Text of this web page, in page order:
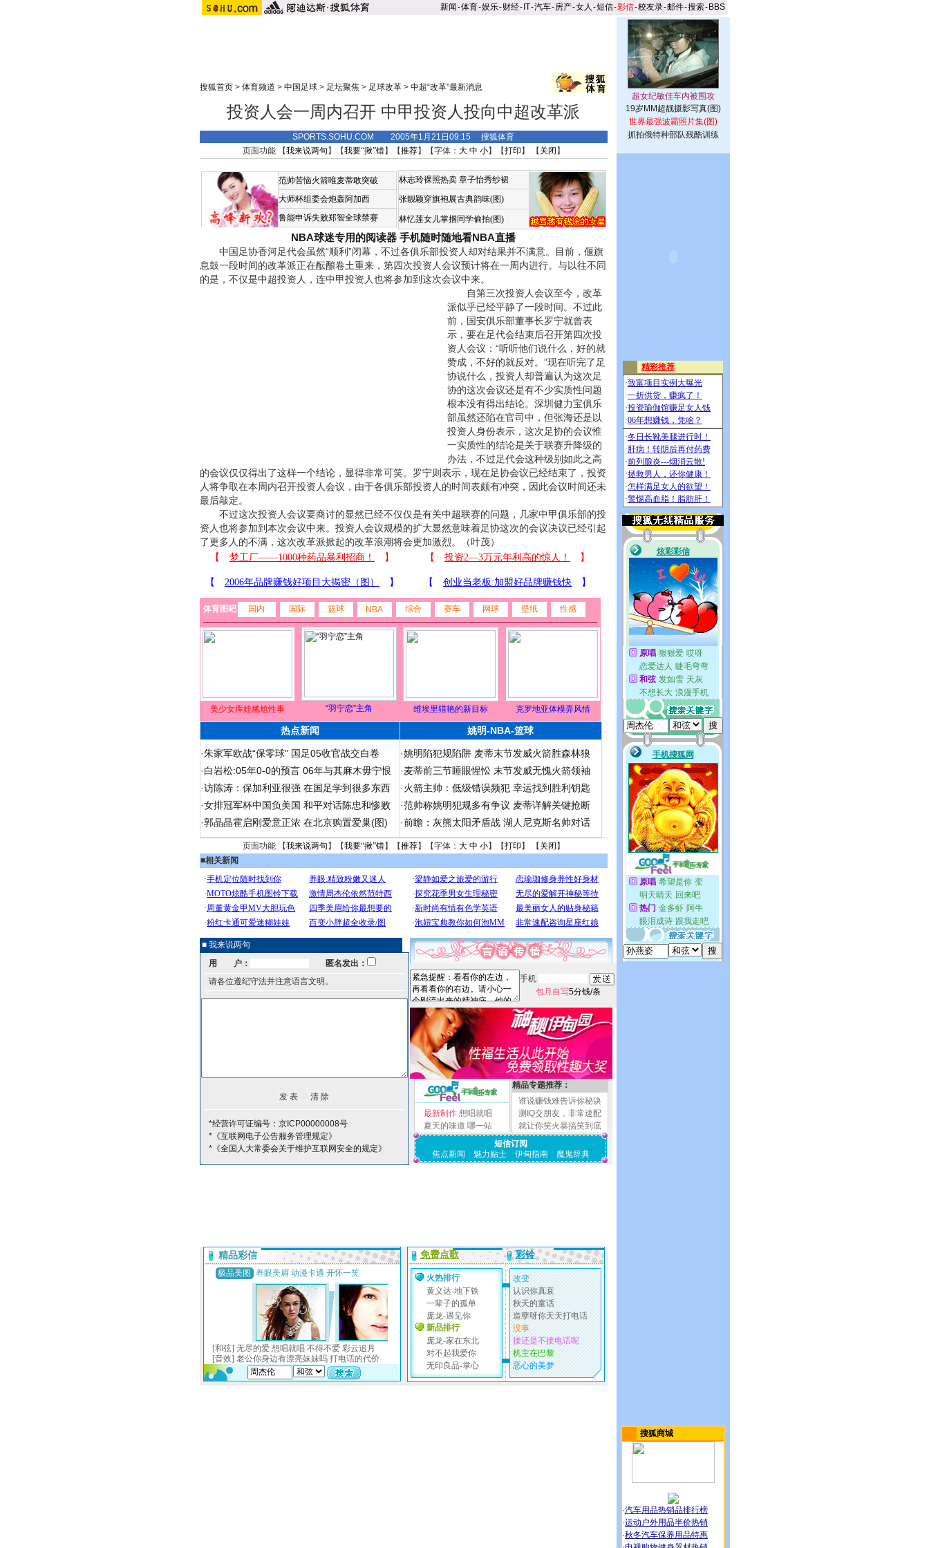
新闻-体育-娱乐-财经- IT-汽车-房产-女人 -短信-彩信-校友录-邮件-搜索- BBS
搜狐首页> 体育频道 > 中国足球> 足坛聚焦> 足球改革> 中超“改革”最新消息
投资人会一周内召开 中甲投资人投向中超改革派
SPORTS.SOHU.COM 2005年1月21日09:15 搜狐体育
页面功能 【我来说两句 】【我要“揪”错】【推荐】【字体： 大 中 小】【打印 】 【 关闭 】
范帅苦恼火箭唯麦蒂敢突破
大师杯组委会炮轰阿加西
鲁能申诉失败郑智全球禁赛
林志玲裸照热卖 章子怡秀纱裙
张靓颖穿旗袍展古典韵味(图)
林忆莲女儿掌掴同学偷拍(图)
NBA球迷专用的阅读器 手机随时随地看NBA直播
中国足协香河足代会虽然“顺利”闭幕，不过各俱乐部投资人却对结果并不满意。目前，偃旗
息鼓一段时间的改革派正在酝酿卷土重来，第四次投资人会议预计将在一周内进行。与以往不同
的是，不仅是中超投资人，连中甲投资人也将参加到这次会议中来。
自第三次投资人会议至今，改革
派似乎已经平静了一段时间。不过此
前，国安俱乐部董事长罗宁就曾表
示，要在足代会结束后召开第四次投
资人会议：“听听他们说什么，好的就
赞成，不好的就反对。”现在听完了足
协说什么，投资人却普遍认为这次足
协的这次会议还是有不少实质性问题
根本没有得出结论。深圳健力宝俱乐
部虽然还陷在官司中，但张海还是以
投资人身份表示，这次足协的会议惟
一实质性的结论是关于联赛升降级的
办法，不过足代会这种级别如此之高
的会议仅仅得出了这样一个结论，显得非常可笑。罗宁则表示，现在足协会议已经结束了，投资
人将争取在本周内召开投资人会议，由于各俱乐部投资人的时间表颇有冲突，因此会议时间还未
最后敲定。
不过这次投资人会议要商讨的显然已经不仅仅是有关中超联赛的问题，几家中甲俱乐部的投
资人也将参加到本次会议中来。投资人会议规模的扩大显然意味着足协这次的会议决议已经引起
了更多人的不满，这次改革派掀起的改革浪潮将会更加激烈。（叶茂）
体育图吧 国内 国际 篮球 NBA 综合 赛车 网球 壁纸 性感
美少女库娃尴尬性事 “羽宁恋”主角 维埃里猎艳的新目标 克罗地亚体模弄风情
热点新闻 姚明-NBA-篮球
·朱家军欧战“保零球” 国足05收官战交白卷
·白岩松:05年0-0的预言 06年与其麻木毋宁恨
·访陈涛：保加利亚很强 在国足学到很多东西
·女排冠军杯中国负美国 和平对话陈忠和惨败
·郭晶晶霍启刚爱意正浓 在北京购置爱巢(图)
·姚明陷犯规陷阱 麦蒂末节发威火箭胜森林狼
·麦蒂前三节睡眼惺忪 末节发威无愧火箭领袖
·火箭主帅：低级错误频犯 幸运找到胜利钥匙
·范帅称姚明犯规多有争议 麦蒂详解关键抢断
·前瞻：灰熊太阳矛盾战 湖人尼克斯名帅对话
页面功能 【我来说两句 】【我要“揪”错】【推荐】【字体： 大 中 小】【打印 】 【 关闭 】
■相关新闻
■ 我来说两句
用 户：
匿名发出：
请各位遵纪守法并注意语言文明。
*经营许可证编号：京ICP00000008号
*《互联网电子公告服务管理规定》
*《全国人大常委会关于维护互联网安全的规定》
手机
包月自写5分钱/条
最新制作 想唱就唱
夏天的味道 哪一站
精品专题推荐：
谁说赚钱难告诉你秘诀
测IQ交朋友，非常速配
就让你笑火暴搞笑到底
短信订阅
焦点新闻
魅力贴士 伊甸指南 魔鬼辞典
19岁MM超靓摄影写真(图)
世界最强波霸照片集(图)
抓拍俄特种部队残酷训练
搜狐商城
·汽车用品热销品排行榜
·运动户外用品半价热销
·秋冬汽车保养用品特惠